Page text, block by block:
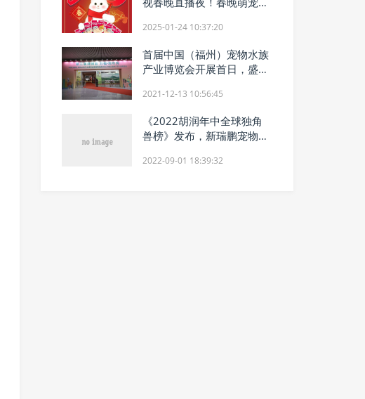
2025-01-24 10:37:20
首届中国（福州）宠物水族
产业博览会开展首日，盛况
2021-12-13 10:56:45
《2022胡润年中全球独角
兽榜》发布，新瑞鹏宠物医
2022-09-01 18:39:32